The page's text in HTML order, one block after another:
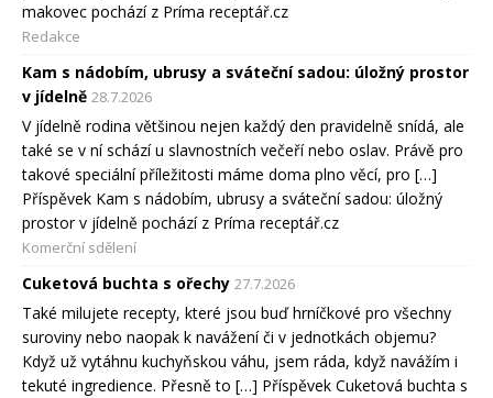
makovec pochází z Príma receptář.cz
Redakce
Kam s nádobím, ubrusy a sváteční sadou: úložný prostor
v jídelně 28.7.2026
V jídelně rodina většinou nejen každý den pravidelně snídá, ale
také se v ní schází u slavnostních večeří nebo oslav. Právě pro
takové speciální příležitosti máme doma plno věcí, pro […]
Příspěvek Kam s nádobím, ubrusy a sváteční sadou: úložný
prostor v jídelně pochází z Príma receptář.cz
Komerční sdělení
Cuketová buchta s ořechy 27.7.2026
Také milujete recepty, které jsou buď hrníčkové pro všechny
suroviny nebo naopak k navážení či v jednotkách objemu?
Když už vytáhnu kuchyňskou váhu, jsem ráda, když navážím i
tekuté ingredience. Přesně to […] Příspěvek Cuketová buchta s